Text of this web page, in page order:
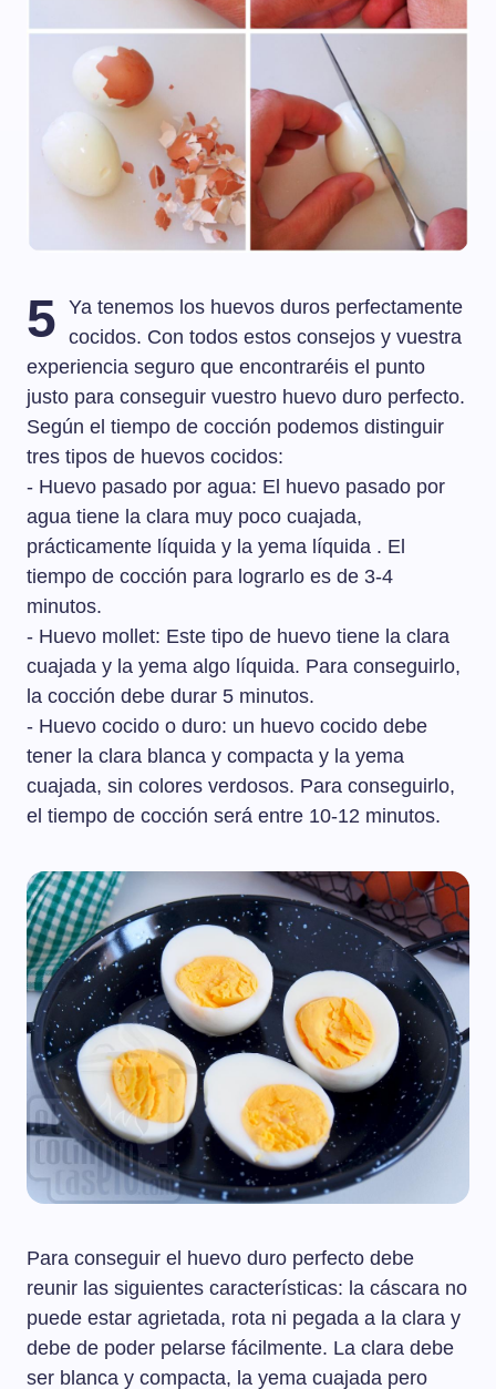
5
Ya tenemos los huevos duros perfectamente
cocidos. Con todos estos consejos y vuestra
experiencia seguro que encontraréis el punto
justo para conseguir vuestro huevo duro perfecto.
Según el tiempo de cocción podemos distinguir
tres tipos de huevos cocidos:
- Huevo pasado por agua: El huevo pasado por
agua tiene la clara muy poco cuajada,
prácticamente líquida y la yema líquida . El
tiempo de cocción para lograrlo es de 3-4
minutos.
- Huevo mollet: Este tipo de huevo tiene la clara
cuajada y la yema algo líquida. Para conseguirlo,
la cocción debe durar 5 minutos.
- Huevo cocido o duro: un huevo cocido debe
tener la clara blanca y compacta y la yema
cuajada, sin colores verdosos. Para conseguirlo,
el tiempo de cocción será entre 10-12 minutos.
Para conseguir el huevo duro perfecto debe
reunir las siguientes características: la cáscara no
puede estar agrietada, rota ni pegada a la clara y
debe de poder pelarse fácilmente. La clara debe
ser blanca y compacta, la yema cuajada pero